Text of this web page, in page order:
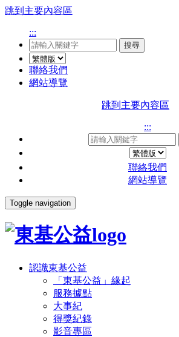
跳到主要內容區
:::
搜尋
聯絡我們
網站導覽
跳到主要內容區
:::
聯絡我們
網站導覽
Toggle navigation
認識東基公益
「東基公益」緣起
服務據點
大事紀
得獎紀錄
影音專區